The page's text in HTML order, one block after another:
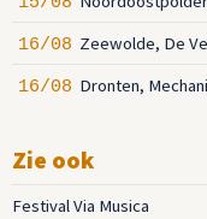
16/08 Zeewolde, De
16/08 Dronten,
Zie ook
Festival Via Musica